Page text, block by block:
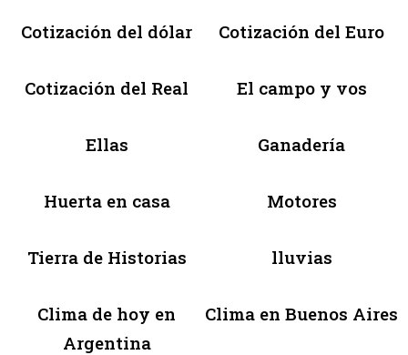
Cotización del dólar Cotización del Euro
Cotización del Real El campo y vos
Ellas Ganadería
Huerta en casa Motores
Tierra de Historias lluvias
Clima de hoy en
Argentina
Clima en Buenos Aires